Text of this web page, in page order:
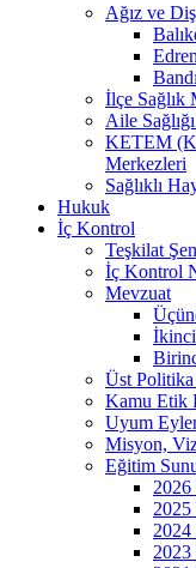
Ağız ve
İlçe Sağlık
Aile
KETEM
Merkezleri
Sağlıklı
Hukuk
İç Kontrol
Teşkilat
İç Kontrol
Mevzuat
Üst
Kamu Etik
Uyum
Misyon,
Eğitim
2026
2025
2024
2023